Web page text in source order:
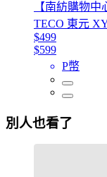
【南紡購物中
TECO 東元
$499
$599
P幣
別人也看了